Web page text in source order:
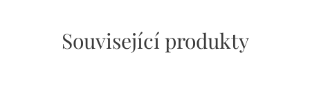
Související produkty